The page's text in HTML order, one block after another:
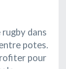
dans
potes.
pour